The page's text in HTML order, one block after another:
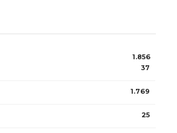
1.856
37
1.769
25